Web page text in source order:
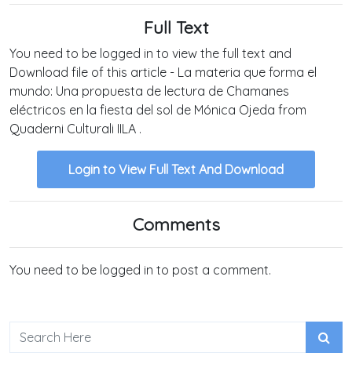
Full Text
You need to be logged in to view the full text and
Download file of this article - La materia que forma el
mundo: Una propuesta de lectura de Chamanes
eléctricos en la fiesta del sol de Mónica Ojeda from
Quaderni Culturali IILA .
Login to View Full Text And Download
Comments
You need to be logged in to post a comment.